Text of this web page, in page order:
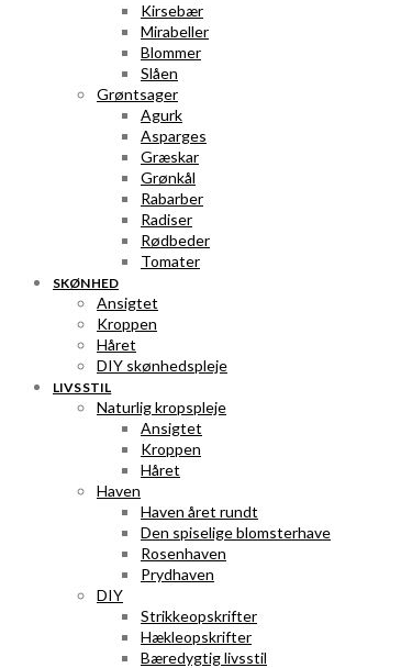
Kirsebær
Mirabeller
Blommer
Slåen
Grøntsager
Agurk
Asparges
Græskar
Grønkål
Rabarber
Radiser
Rødbeder
Tomater
SKØNHED
Ansigtet
Kroppen
Håret
DIY skønhedspleje
LIVSSTIL
Naturlig kropspleje
Ansigtet
Kroppen
Håret
Haven
Haven året rundt
Den spiselige blomsterhave
Rosenhaven
Prydhaven
DIY
Strikkeopskrifter
Hækleopskrifter
Bæredygtig livsstil